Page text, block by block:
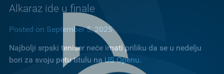
Alkaraz ide u finale
Posted on September 5, 2025
Najbolji srpski teniser neće imati priliku da se u nedelju
bori za svoju petu titulu naUS Openu.